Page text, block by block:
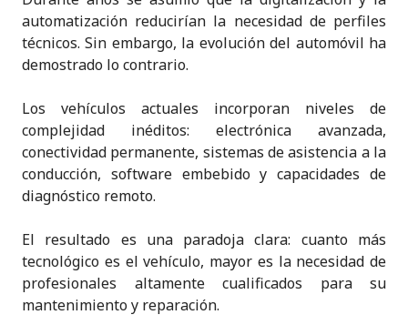
automatización reducirían la necesidad de perfiles
técnicos. Sin embargo, la evolución del automóvil ha
demostrado lo contrario.
Los vehículos actuales incorporan niveles de
complejidad inéditos: electrónica avanzada,
conectividad permanente, sistemas de asistencia a la
conducción, software embebido y capacidades de
diagnóstico remoto.
El resultado es una paradoja clara: cuanto más
tecnológico es el vehículo, mayor es la necesidad de
profesionales altamente cualificados para su
mantenimiento y reparación.